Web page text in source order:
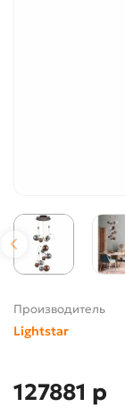
Производитель
Lightstar
127881 р